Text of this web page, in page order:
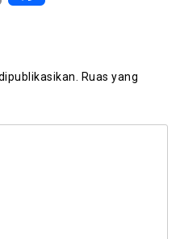
Ruas yang